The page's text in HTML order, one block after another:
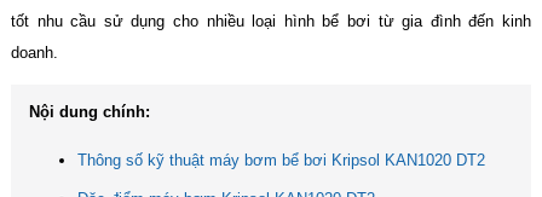
tốt nhu cầu sử dụng cho nhiều loại hình bể bơi từ gia đình đến kinh
doanh.
Nội dung chính:
Thông số kỹ thuật máy bơm bể bơi Kripsol KAN1020 DT2